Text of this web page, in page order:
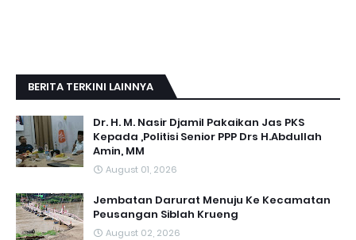
BERITA TERKINI LAINNYA
Dr. H. M. Nasir Djamil Pakaikan Jas PKS
Kepada ,Politisi Senior PPP Drs H.Abdullah
Amin, MM
August 01, 2026
Jembatan Darurat Menuju Ke Kecamatan
Peusangan Siblah Krueng
August 02, 2026